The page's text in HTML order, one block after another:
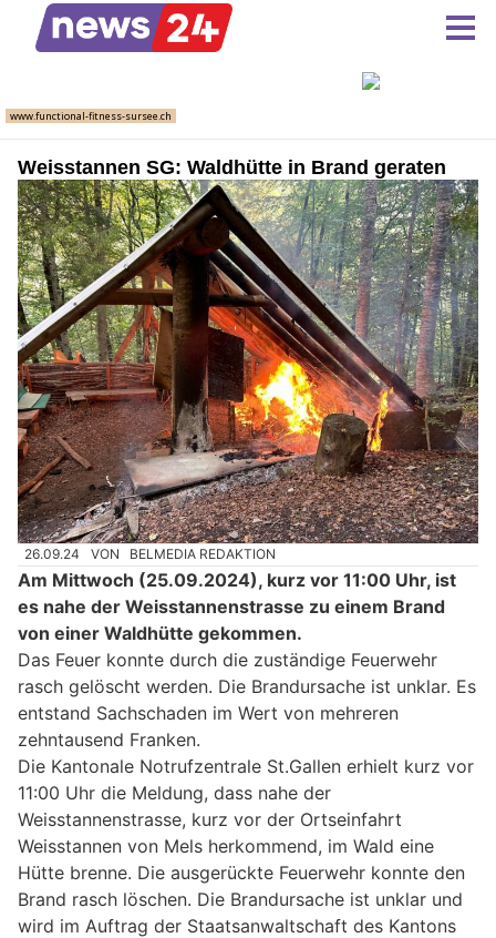
Weisstannen SG: Waldhütte in Brand geraten
26.09.24 VON BELMEDIA REDAKTION
Am Mittwoch (25.09.2024), kurz vor 11:00 Uhr, ist
es nahe der Weisstannenstrasse zu einem Brand
von einer Waldhütte gekommen.
Das Feuer konnte durch die zuständige Feuerwehr
rasch gelöscht werden. Die Brandursache ist unklar. Es
entstand Sachschaden im Wert von mehreren
zehntausend Franken.
Die Kantonale Notrufzentrale St.Gallen erhielt kurz vor
11:00 Uhr die Meldung, dass nahe der
Weisstannenstrasse, kurz vor der Ortseinfahrt
Weisstannen von Mels herkommend, im Wald eine
Hütte brenne. Die ausgerückte Feuerwehr konnte den
Brand rasch löschen. Die Brandursache ist unklar und
wird im Auftrag der Staatsanwaltschaft des Kantons